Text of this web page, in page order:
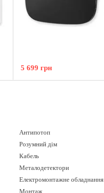
5 699 грн
Антипотоп
Розумний дім
Кабель
Металодетектори
Електромонтажне обладнання
Монтаж